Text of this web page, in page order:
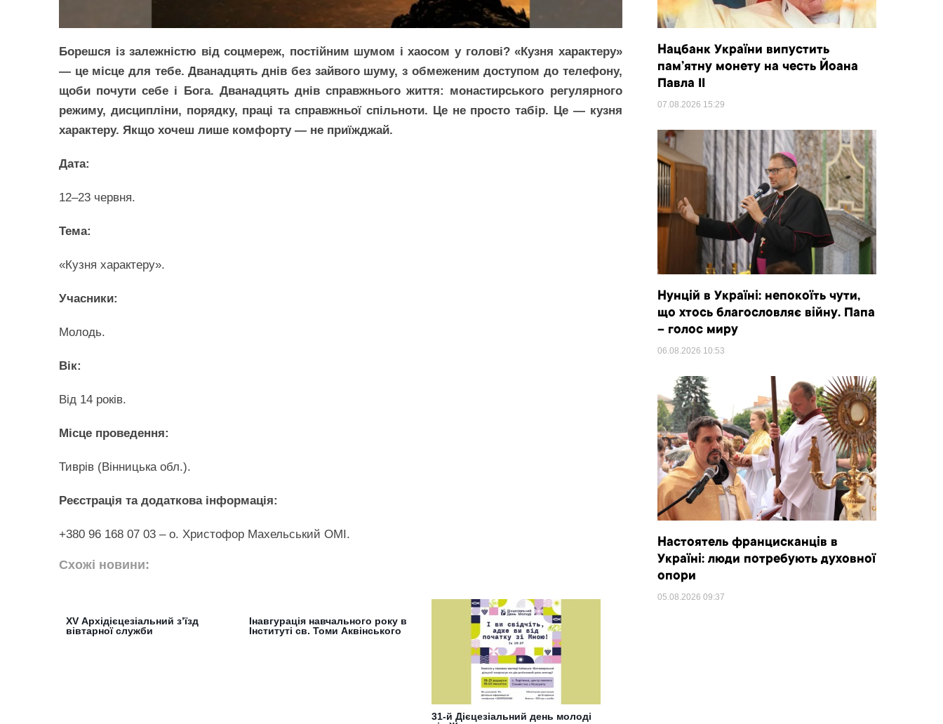
Борешся із залежністю від соцмереж, постійним шумом і хаосом у голові? «Кузня характеру»
— це місце для тебе. Дванадцять днів без зайвого шуму, з обмеженим доступом до телефону,
щоби почути себе і Бога. Дванадцять днів справжнього життя: монастирського регулярного
режиму, дисципліни, порядку, праці та справжньої спільноти. Це не просто табір. Це — кузня
характеру. Якщо хочеш лише комфорту — не приїжджай.
Дата:
12–23 червня.
Тема:
«Кузня характеру».
Учасники:
Молодь.
Вік:
Від 14 років.
Місце проведення:
Тиврів (Вінницька обл.).
Реєстрація та додаткова інформація:
+380 96 168 07 03 – о. Христофор Махельський ОМІ.
Схожі новини:
XV Архідієцезіальний з’їзд
вівтарної служби
Інавгурація навчального року в
Інституті св. Томи Аквінського
31-й Дієцезіальний день молоді
Нацбанк України випустить
пам’ятну монету на честь Йоана
Павла II
07.08.2026 15:29
Нунцій в Україні: непокоїть чути,
що хтось благословляє війну. Папа
– голос миру
06.08.2026 10:53
Настоятель францисканців в
Україні: люди потребують духовної
опори
05.08.2026 09:37